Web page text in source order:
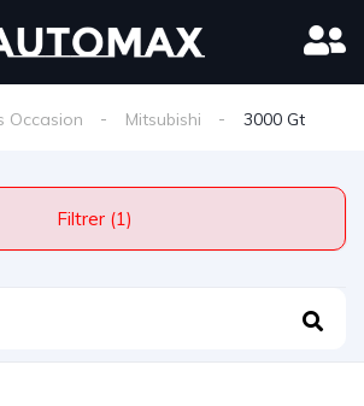
Occasion Mitsubishi 3000 Gt
Filtrer (1)